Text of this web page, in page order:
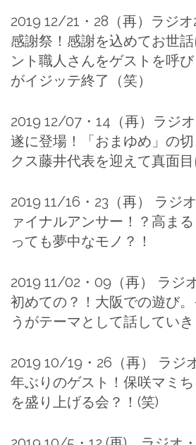
2019 12/21・28（再）ラジ
感謝祭！感謝を込めてお世
ント職人さんをゲストを呼
がイジッテ終了（笑）
2019 12/07・14（再）ラジ
遂に登場！「おまゆめ」の
クス藤井代表を迎えて真面
2019 11/16・23（再） ラジ
ァイナルアンサー！？高ま
っても夢中なモノ？！
2019 11/02・09（再） ラジ
初めての？！大阪での遊び
うがテーマとして話していき
2019 10/19・26（再） ラジ
年ぶりのゲスト！保咲マミ
を盛り上げる会？！(笑)